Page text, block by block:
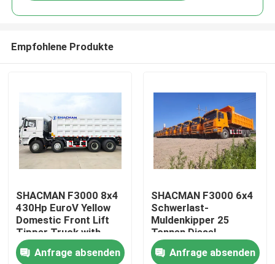
Empfohlene Produkte
SHACMAN F3000 8x4
430Hp EuroV Yellow
Domestic Front Lift
Tipper Truck with
300L Fuel Tank and
12.00R20 Tires
Anfrage absenden
SHACMAN F3000 6x4
Schwerlast-
Muldenkipper 25
Tonnen Diesel
Anfrage absenden